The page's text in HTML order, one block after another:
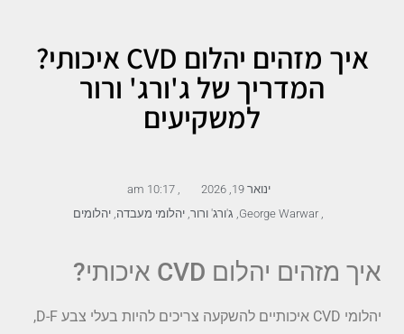
איך מזהים יהלום CVD איכותי?
המדריך של ג'ורג' ורור
למשקיעים
ינואר 19, 2026 ,
10:17 am
,
George Warwar
, ג'ורג' ורור, יהלומי מעבדה, יהלומים
איך מזהים יהלום CVD איכותי?
יהלומי CVD איכותיים להשקעה צריכים להיות בעלי צבע D-F,